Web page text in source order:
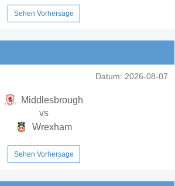
Sehen Vorhersage
Datum: 2026-08-07
Middlesbrough
vs
Wrexham
Sehen Vorhersage